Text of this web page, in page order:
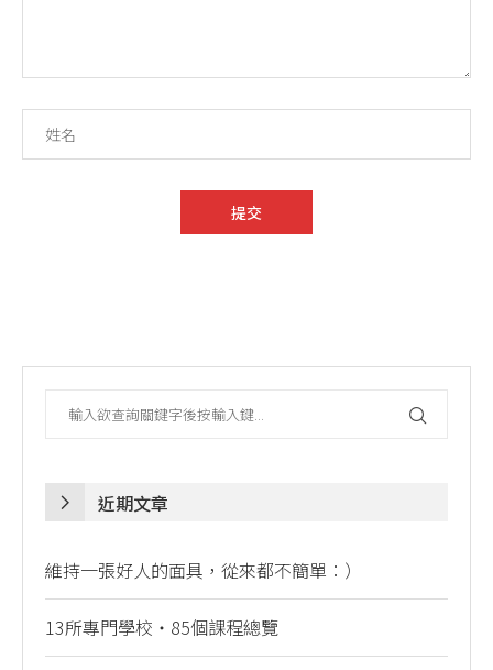
近期文章
維持一張好人的面具，從來都不簡單：）
13所專門學校・85個課程總覽